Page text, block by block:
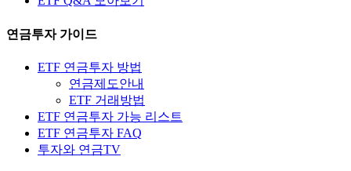
연금투자 가이드
ETF 연금투자 방법
연금제도안내
ETF 거래방법
ETF 연금투자 가능 리스트
ETF 연금투자 FAQ
투자와 연금TV